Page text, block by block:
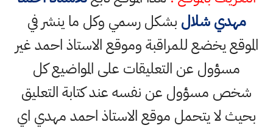
مهدي شلال بشكل رسمي وكل ما ينشر في
الموقع يخضع للمراقبة وموقع الاستاذ احمد غير
مسؤول عن التعليقات على المواضيع كل
شخص مسؤول عن نفسه عند كتابة التعليق
بحيث لا يتحمل موقع الاستاذ احمد مهدي اي